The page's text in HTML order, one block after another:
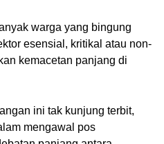
warga yang bingung
esensial, kritikal atau non-
kemacetan panjang di
ini tak kunjung terbit,
mengawal pos